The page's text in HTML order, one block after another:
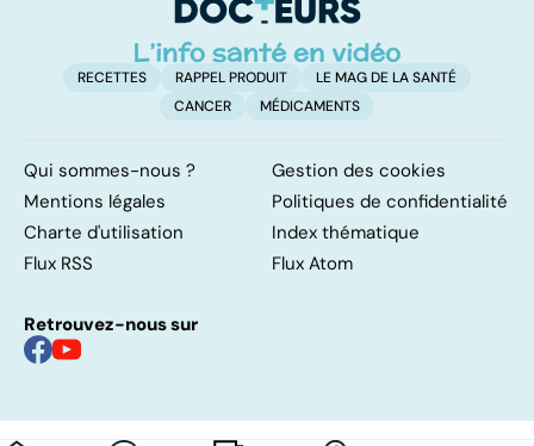
RECETTES RAPPEL PRODUIT
LE MAG DE LA SANTÉ
CANCER
MÉDICAMENTS
Qui sommes-nous ?
Gestion des cookies
Mentions légales
Politiques de confidentialité
Charte d'utilisation
Index thématique
Flux RSS
Flux Atom
Retrouvez-nous sur